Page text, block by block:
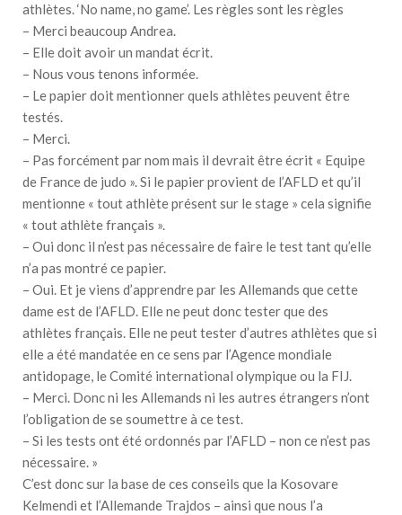
athlètes. ‘No name, no game’. Les règles sont les règles
– Merci beaucoup Andrea.
– Elle doit avoir un mandat écrit.
– Nous vous tenons informée.
– Le papier doit mentionner quels athlètes peuvent être
testés.
– Merci.
– Pas forcément par nom mais il devrait être écrit « Equipe
de France de judo ». Si le papier provient de l’AFLD et qu’il
mentionne « tout athlète présent sur le stage » cela signifie
« tout athlète français ».
– Oui donc il n’est pas nécessaire de faire le test tant qu’elle
n’a pas montré ce papier.
– Oui. Et je viens d’apprendre par les Allemands que cette
dame est de l’AFLD. Elle ne peut donc tester que des
athlètes français. Elle ne peut tester d’autres athlètes que si
elle a été mandatée en ce sens par l’Agence mondiale
antidopage, le Comité international olympique ou la FIJ.
– Merci. Donc ni les Allemands ni les autres étrangers n’ont
l’obligation de se soumettre à ce test.
– Si les tests ont été ordonnés par l’AFLD – non ce n’est pas
nécessaire. »
C’est donc sur la base de ces conseils que la Kosovare
Kelmendi et l’Allemande Trajdos – ainsi que nous l’a